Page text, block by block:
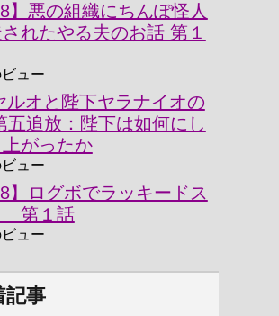
】悪の組織にちんぽ怪人
れたやる夫のお話 第１
ュー
ルオと陛下ヤラナイオの
五追放：陛下は如何にし
がったか
ュー
】ログボでラッキードス
第１話
ュー
記事